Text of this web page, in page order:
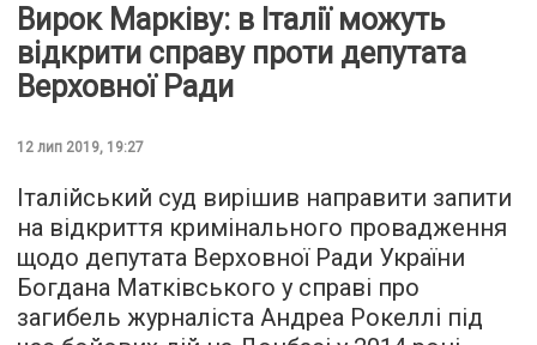
Вирок Марківу: в Італії можуть
відкрити справу проти депутата
Верховної Ради
12 лип 2019, 19:27
Італійський суд вирішив направити запити
на відкриття кримінального провадження
щодо депутата Верховної Ради України
Богдана Матківського у справі про
загибель журналіста Андреа Рокеллі під